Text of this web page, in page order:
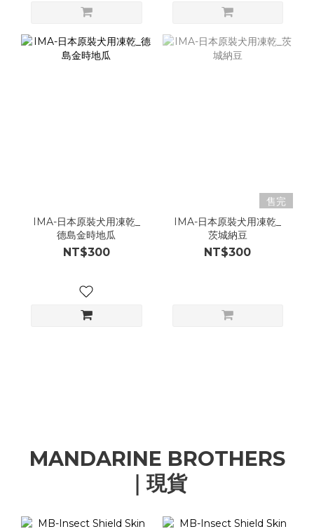
IMA-日本原裝犬用凍乾_
德島金時地瓜
NT$300
售完
IMA-日本原裝犬用凍乾_
茨城納豆
NT$300
MANDARINE BROTHERS
｜現貨